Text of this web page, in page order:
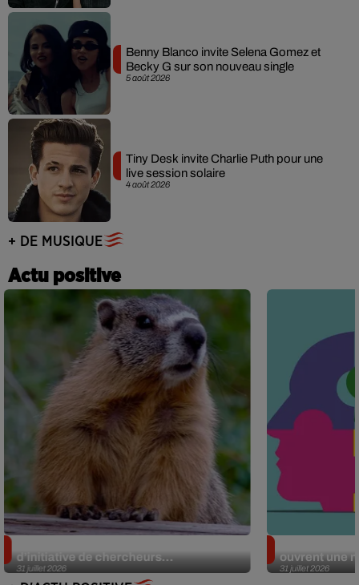
5 août 2026
Benny Blanco invite Selena Gomez et
Becky G sur son nouveau single
4 août 2026
Tiny Desk invite Charlie Puth pour une
live session solaire
+ DE MUSIQUE
Actu positive
31 juillet 2026
d’initiative de chercheurs...
31 juillet 2026
ouvrent une